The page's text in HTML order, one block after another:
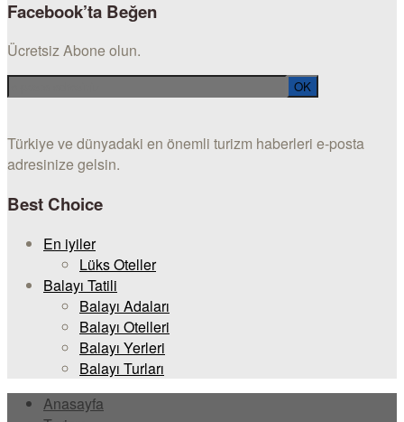
Facebook’ta Beğen
Ücretsiz Abone olun.
Türkiye ve dünyadaki en önemli turizm haberleri e-posta
adresinize gelsin.
Best Choice
En iyiler
Lüks Oteller
Balayı Tatili
Balayı Adaları
Balayı Otelleri
Balayı Yerleri
Balayı Turları
Anasayfa